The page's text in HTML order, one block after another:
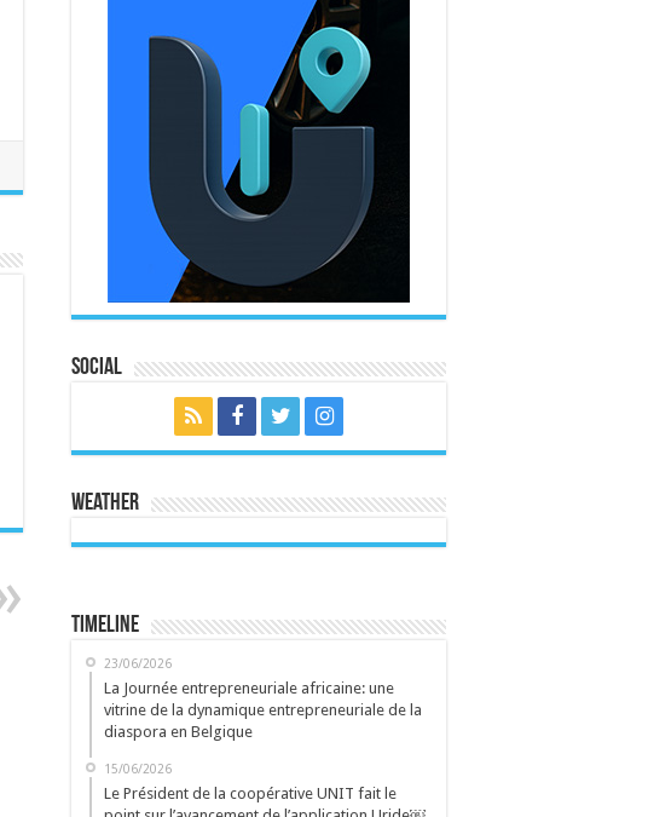
Social
Weather
Timeline
23/06/2026
La Journée entrepreneuriale africaine: une
vitrine de la dynamique entrepreneuriale de la
diaspora en Belgique
15/06/2026
Le Président de la coopérative UNIT fait le